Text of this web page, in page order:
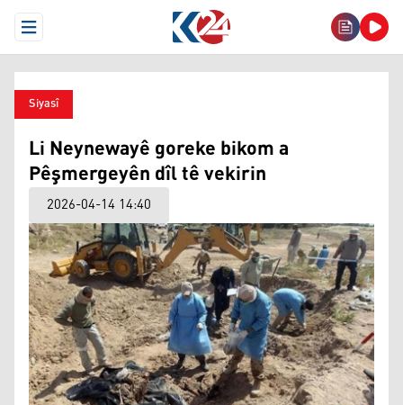
Open Menu
Siyasî
Li Neynewayê goreke bikom a
Pêşmergeyên dîl tê vekirin
2026-04-14 14:40